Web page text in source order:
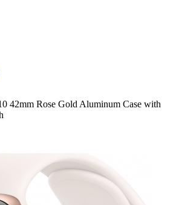
42mm Rose Gold Aluminum Case with